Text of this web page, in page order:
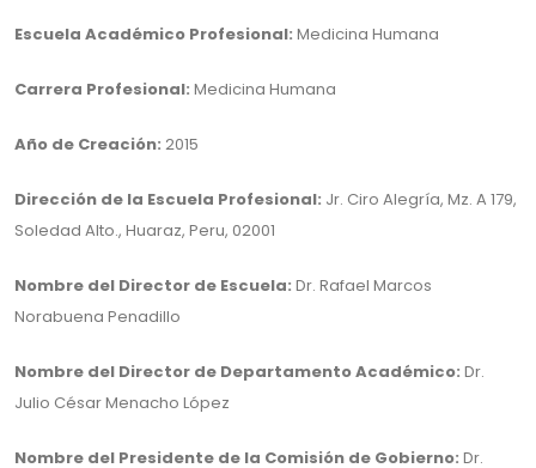
Escuela Académico Profesional: Medicina Humana
Carrera Profesional: Medicina Humana
Año de Creación: 2015
Dirección de la Escuela Profesional: Jr. Ciro Alegría, Mz. A 179,
Soledad Alto., Huaraz, Peru, 02001
Nombre del Director de Escuela: Dr. Rafael Marcos
Norabuena Penadillo
Nombre del Director de Departamento Académico: Dr.
Julio César Menacho López
Nombre del Presidente de la Comisión de Gobierno: Dr.